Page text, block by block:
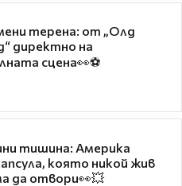
терена: от „Олд
директно на
сцена👀⚽
тишина: Америка
която никой жив
да отвори👀💥